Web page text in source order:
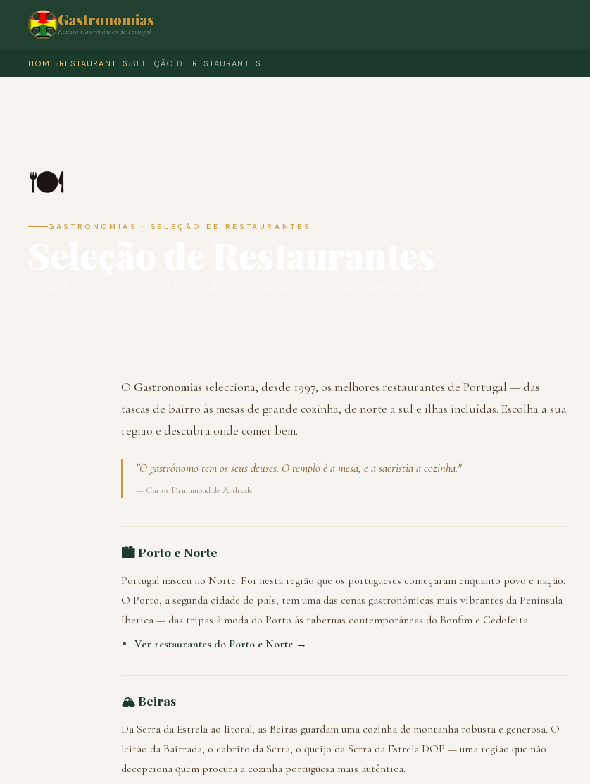
Gastronomias
Roteiro Gastronómico de Portugal
HOME › RESTAURANTES ›SELEÇÃO DE RESTAURANTES
🍽️
GASTRONOMIAS · SELEÇÃO DE RESTAURANTES
O Gastronomias selecciona, desde 1997, os melhores restaurantes de Portugal — das
tascas de bairro às mesas de grande cozinha, de norte a sul e ilhas incluídas. Escolha a sua
região e descubra onde comer bem.
"O gastrónomo tem os seus deuses. O templo é a mesa, e a sacristia a cozinha."
— Carlos Drummond de Andrade
🏙️ Porto e Norte
Portugal nasceu no Norte. Foi nesta região que os portugueses começaram enquanto povo e nação.
O Porto, a segunda cidade do país, tem uma das cenas gastronómicas mais vibrantes da Península
Ibérica — das tripas à moda do Porto às tabernas contemporâneas do Bonfim e Cedofeita.
Ver restaurantes do Porto e Norte →
🏔️ Beiras
Da Serra da Estrela ao litoral, as Beiras guardam uma cozinha de montanha robusta e generosa. O
leitão da Bairrada, o cabrito da Serra, o queijo da Serra da Estrela DOP — uma região que não
decepciona quem procura a cozinha portuguesa mais autêntica.